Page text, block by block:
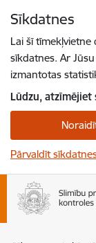
Sīkdatnes
Lai šī
sīkdatnes. Ar
izmantotas
Lūdzu, atzīmējiet
Pārvaldīt